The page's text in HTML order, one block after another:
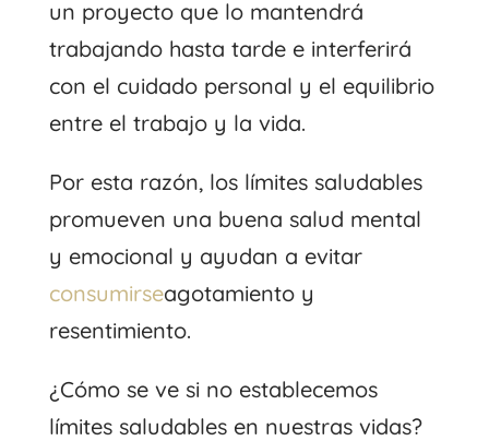
un proyecto que lo mantendrá
trabajando hasta tarde e interferirá
con el cuidado personal y el equilibrio
entre el trabajo y la vida.
Por esta razón, los límites saludables
promueven una buena salud mental
y emocional y ayudan a evitar
consumirseagotamiento y
resentimiento.
¿Cómo se ve si no establecemos
límites saludables en nuestras vidas?